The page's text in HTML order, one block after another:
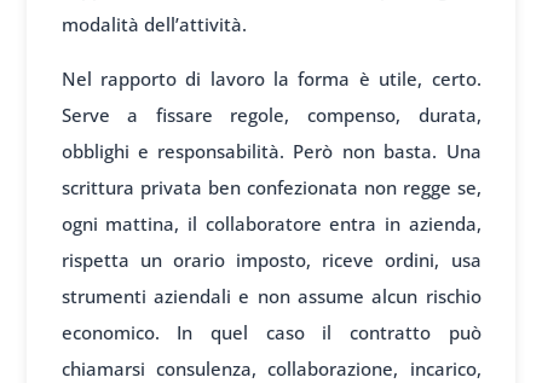
modalità dell’attività.
Nel rapporto di lavoro la forma è utile, certo.
Serve a fissare regole, compenso, durata,
obblighi e responsabilità. Però non basta. Una
scrittura privata ben confezionata non regge se,
ogni mattina, il collaboratore entra in azienda,
rispetta un orario imposto, riceve ordini, usa
strumenti aziendali e non assume alcun rischio
economico. In quel caso il contratto può
chiamarsi consulenza, collaborazione, incarico,